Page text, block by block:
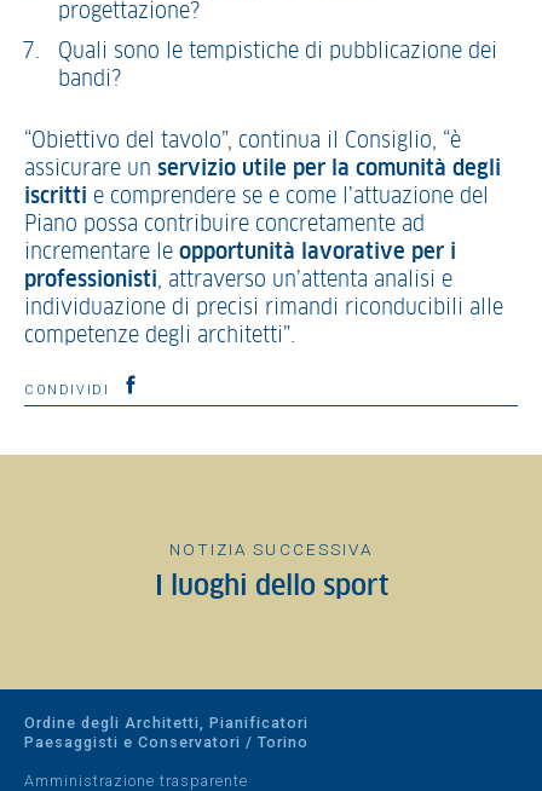
progettazione?
Quali sono le tempistiche di pubblicazione dei
bandi?
“Obiettivo del tavolo”, continua il Consiglio, “è
assicurare un servizio utile per la comunità degli
iscritti e comprendere se e come l’attuazione del
Piano possa contribuire concretamente ad
incrementare le opportunità lavorative per i
professionisti, attraverso un’attenta analisi e
individuazione di precisi rimandi riconducibili alle
competenze degli architetti”.
CONDIVIDI
NOTIZIA SUCCESSIVA
I luoghi dello sport
Ordine degli Architetti, Pianificatori
Paesaggisti e Conservatori / Torino
Amministrazione trasparente